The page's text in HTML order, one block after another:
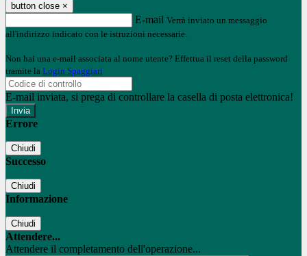
button close ×
E-mail Verrà inviato un messaggio
all'indirizzo indicato con le istruzioni necessarie.
Non hai una e-mail associata al nome utente? Effettua il reset della password
tramite la Login Spaggiari
E-mail inviata, si prega di controllare la casella di posta elettronica!
Errore
Chiudi
Successo
Chiudi
Informazione
Chiudi
Attendere...
Attendere il completamento dell'operazione...